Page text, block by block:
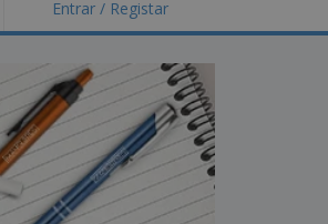
Entrar / Registar